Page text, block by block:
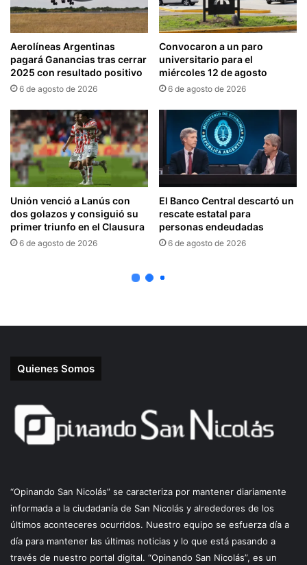
Quienes Somos
“Opinando San Nicolás” se caracteriza por mantener diariamente
informada a la ciudadanía de San Nicolás y alrededores de los
últimos aconteceres ocurridos. Nuestro equipo se esfuerza día a
día para mantener las últimas noticias y lo que está pasando a
través de nuestro portal digital. “Opinando San Nicolás”, es un